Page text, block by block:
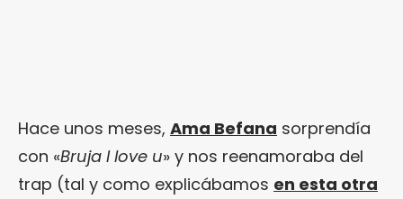
Hace unos meses, Ama Befana sorprendía
con «Bruja I love u» y nos reenamoraba del
trap (tal y como explicábamos en esta otra